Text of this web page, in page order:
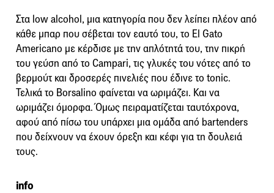
Στα low alcohol, μια κατηγορία που δεν λείπει πλέον από
κάθε μπαρ που σέβεται τον εαυτό του, το El Gato
Americano με κέρδισε με την απλότητά του, την πικρή
του γεύση από το Campari, τις γλυκές του νότες από το
βερμούτ και δροσερές πινελιές που έδινε το tonic.
Τελικά το Borsalino φαίνεται να ωριμάζει. Και να
ωριμάζει όμορφα. Όμως πειραματίζεται ταυτόχρονα,
αφού από πίσω του υπάρχει μια ομάδα από bartenders
που δείχνουν να έχουν όρεξη και κέφι για τη δουλειά
τους.
info